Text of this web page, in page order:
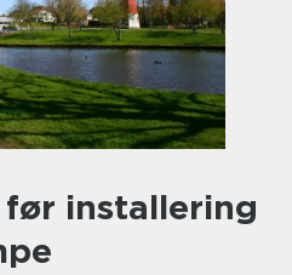
før installering